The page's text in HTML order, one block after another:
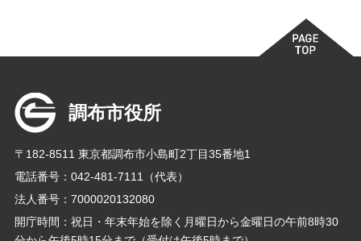
調布市役所
〒182-8511 東京都調布市小島町2丁目35番地1
電話番号：042-481-7111（代表）
法人番号：7000020132080
開庁時間：祝日・年末年始を除く月曜日から金曜日の午前8時30